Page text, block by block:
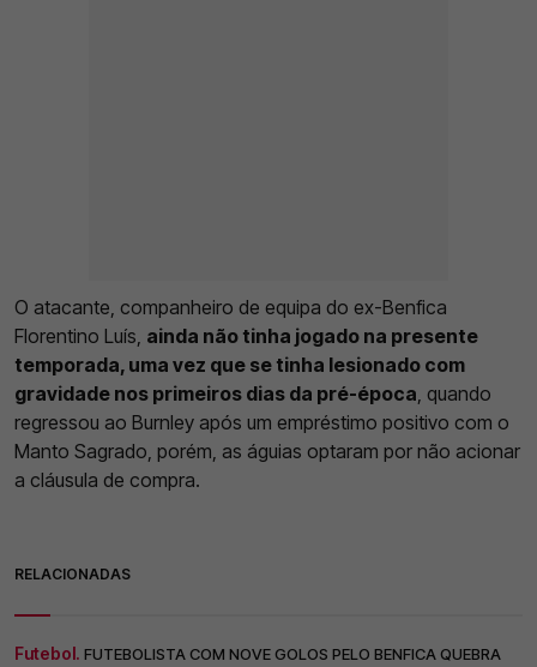
O atacante, companheiro de equipa do ex-Benfica
Florentino Luís, ainda não tinha jogado na presente
temporada, uma vez que se tinha lesionado com
gravidade nos primeiros dias da pré-época, quando
regressou ao Burnley após um empréstimo positivo com o
Manto Sagrado, porém, as águias optaram por não acionar
a cláusula de compra.
RELACIONADAS
Futebol. FUTEBOLISTA COM NOVE GOLOS PELO BENFICA QUEBRA